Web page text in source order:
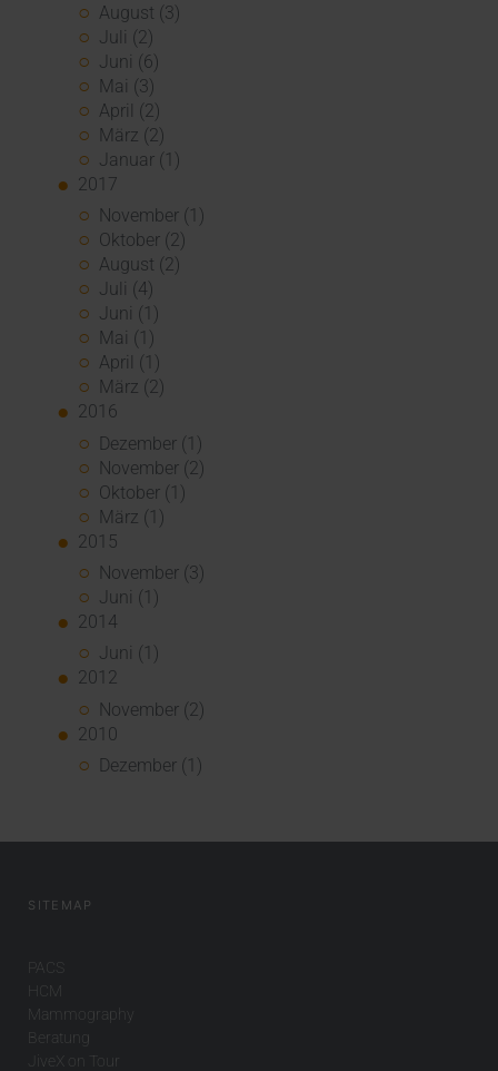
August (3)
Juli (2)
Juni (6)
Mai (3)
April (2)
März (2)
Januar (1)
2017
November (1)
Oktober (2)
August (2)
Juli (4)
Juni (1)
Mai (1)
April (1)
März (2)
2016
Dezember (1)
November (2)
Oktober (1)
März (1)
2015
November (3)
Juni (1)
2014
Juni (1)
2012
November (2)
2010
Dezember (1)
SITEMAP
PACS
HCM
Mammography
Beratung
JiveX on Tour